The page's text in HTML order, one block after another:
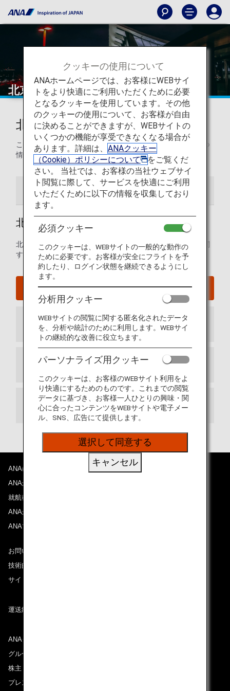
北京首都国際空港
北京首都国際空港からの発着
このページでは、北京首都国際空港から目的地までの役立つ
情報をご紹介します。
空港ガイド ご案内
北京首都国際空港ガイド
北京首都国際空港の発着ターミナルマップおよび空港内に関
するその他の情報。
北京首都国際空港ウェブサイト
到着ターミナル
出発ターミナル
乗り継ぎ
ANAについて
ANAからのお知らせ
就航都市
ANAがお約束する体験
ANAマイレージクラブ
お問い合わせ
技術的なお問い合わせ（推奨環境）
サイトマップ
運送約款
ANAグループについて
グループ企業一覧
株主・投資家情報
プレスリリース
クッキーの使用について
ANAホームページでは、お客様にWEBサイ
トをより快適にご利用いただくために必要
となるクッキーを使用しています。その他
のクッキーの使用について、お客様が自由
に決めることができますが、WEBサイトの
いくつかの機能が享受できなくなる場合が
あります。詳細は、 ANAクッキー
（Cookie）ポリシーについて
をご覧くだ
さい。 当社では、お客様の当社ウェブサイ
ト閲覧に際して、サービスを快適にご利用
いただくために以下の情報を収集しており
ます。
必須クッキー
このクッキーは、WEBサイトの一般的な動作の
ために必要です。お客様が安全にフライトを予
約したり、ログイン状態を継続できるようにし
ます。
分析用クッキー
WEBサイトの閲覧に関する匿名化されたデータ
を、分析や統計のために利用します。WEBサイ
トの継続的な改善に役立ちます。
パーソナライズ用クッキー
このクッキーは、お客様のWEBサイト利用をよ
り快適にするためのものです。これまでの閲覧
データに基づき、お客様一人ひとりの興味・関
心に合ったコンテンツをWEBサイトや電子メー
ル、SNS、広告にて提供します。
選択して同意する
キャンセル